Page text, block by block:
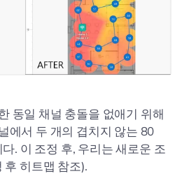
동일 채널 충돌을 없애기 위해
에서 두 개의 겹치지 않는 80
. 이 조정 후, 우리는 새로운 조
히트맵 참조).